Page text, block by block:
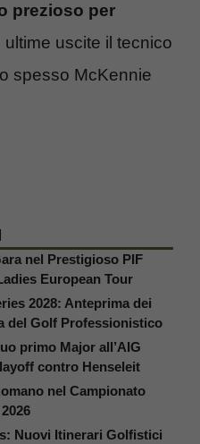
prezioso per
uscite il tecnico
spesso McKennie
nel Prestigioso PIF
European Tour
2028: Anteprima dei
del Golf Professionistico
primo Major all’AIG
contro Henseleit
nel Campionato
Nuovi Itinerari Golfistici